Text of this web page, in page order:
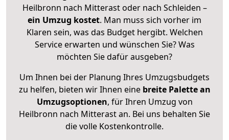
Heilbronn nach Mitterast oder nach Schleiden –
ein Umzug kostet. Man muss sich vorher im
Klaren sein, was das Budget hergibt. Welchen
Service erwarten und wünschen Sie? Was
möchten Sie dafür ausgeben?
Um Ihnen bei der Planung Ihres Umzugsbudgets
zu helfen, bieten wir Ihnen eine breite Palette an
Umzugsoptionen, für Ihren Umzug von
Heilbronn nach Mitterast an. Bei uns behalten Sie
die volle Kostenkontrolle.